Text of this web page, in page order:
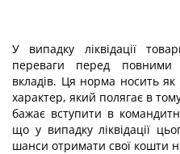
У випадку ліквідації
переваги перед
вкладів. Ця норма носить
характер, який полягає в
бажає вступити в
що у випадку ліквідації
шанси отримати свої кошти